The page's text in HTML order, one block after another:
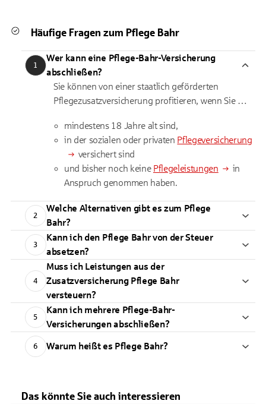
Häufige Fragen zum Pflege Bahr
1
Wer kann eine Pflege-Bahr-Versicherung
abschließen?
Sie können von einer staatlich geförderten
Pflegezusatzversicherung profitieren, wenn Sie …
mindestens 18 Jahre alt sind,
in der sozialen oder privaten Pflegeversicherung
versichert sind
und bisher noch keine Pflegeleistungen
in
Anspruch genommen haben.
2
Welche Alternativen gibt es zum Pflege
Bahr?
3
Kann ich den Pflege Bahr von der Steuer
absetzen?
4
Muss ich Leistungen aus der
Zusatzversicherung Pflege Bahr
versteuern?
5
Kann ich mehrere Pflege-Bahr-
Versicherungen abschließen?
6 Warum heißt es Pflege Bahr?
Das könnte Sie auch interessieren